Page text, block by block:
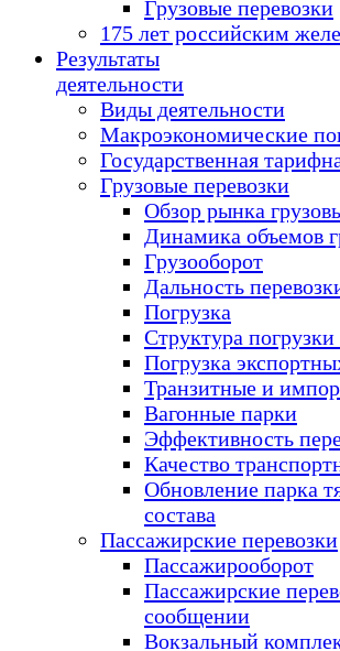
Грузовые перевозки
175 лет российским
Результаты
деятельности
Виды деятельности
Макроэкономические
Государственная
Грузовые перевозки
Обзор рынка
Динамика объемов
Грузооборот
Дальность
Погрузка
Структура
Погрузка
Транзитные и
Вагонные парки
Эффективность
Качество
Обновление парка
состава
Пассажирские перевозки
Пассажирооборот
Пассажирские
сообщении
Вокзальный